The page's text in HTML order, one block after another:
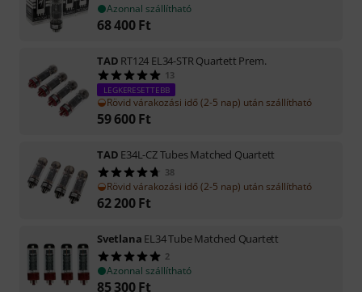
Azonnal szállítható
68 400 Ft
TAD RT124 EL34-STR Quartett Prem.
13
LEGKERESETTEBB
Rövid várakozási idő (2-5 nap) után szállítható
59 600 Ft
TAD E34L-CZ Tubes Matched Quartett
38
Rövid várakozási idő (2-5 nap) után szállítható
62 200 Ft
Svetlana EL34 Tube Matched Quartett
2
Azonnal szállítható
85 300 Ft